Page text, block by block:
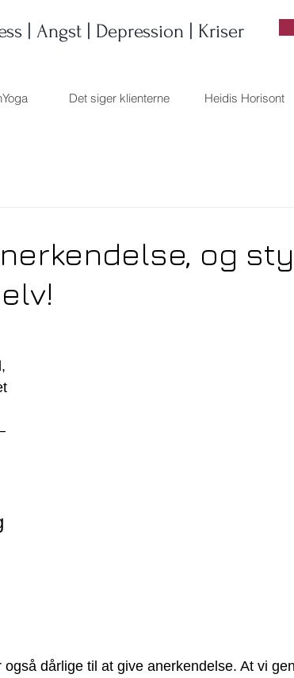
| Angst | Depression | Kriser
Heidis Horisont
Det siger klienterne
og
dårlige til at give anerkendelse. At vi